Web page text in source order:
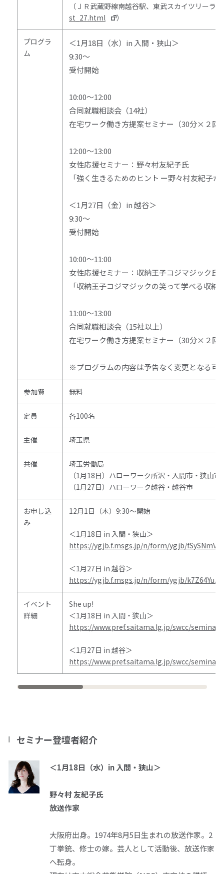
（ＪＲ武蔵野線南越谷駅、東武スカイツリーラ
st_27.html
）
プログラ
ム
＜1月18日（水） in 入間・狭山＞
9:30～
受付開始
10:00～12:00
合同就職相談会（14社）
在宅ワーク働き方提案セミナー（30分× ２回
12:00～13:00
女性応援セミナー：野々村友紀子氏
「強く生きるためのヒント ー野々村友紀子
＜1月27日（金） in越谷＞
9:30～
受付開始
10:00～11:00
女性応援セミナー：収納王子コジマジック氏
「収納王子コジマジックの笑って学べる収納
11:00～13:00
合同就職相談会（15社以上）
在宅ワーク働き方提案セミナー（30分×２
※プログラムの内容は予告なく変更となる可
参加費 無料
定員 各100名
主催 埼玉県
共催
埼玉労働局
（1 月18日）ハローワーク所沢・入間市・狭山市
（1 月27日）ハローワーク越谷・越谷市
お申し込
み
12月1 日（木） 9:30～開始
＜1 月18日 in 入間・狭山＞
https://ygjb.f.msgs.jp/n/form/ygjb/
＜1 月27日 in 越谷＞
https://ygjb.f.msgs.jp/n/form/ygjb/
イベント
詳細
She up!
＜1 月18日 in 入間・狭山＞
https://www.pref.saitama.lg.jp/swcc/
＜1 月27日 in 越谷＞
https://www.pref.saitama.lg.jp/swcc/
セミナー登壇者紹介
＜1月18日（水） in 入間・狭山＞
野々村 友紀子氏
放送作家
大阪府出身。 1974年8月5日生まれの放送作家。 2
丁拳銃、修士の嫁。芸人として活動後、放送作家
へ転身。